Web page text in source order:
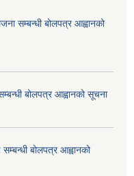
सम्बन्धी बोलपत्र आह्वानको
बोलपत्र आह्वानको सूचना
सम्बन्धी बोलपत्र आह्वानको